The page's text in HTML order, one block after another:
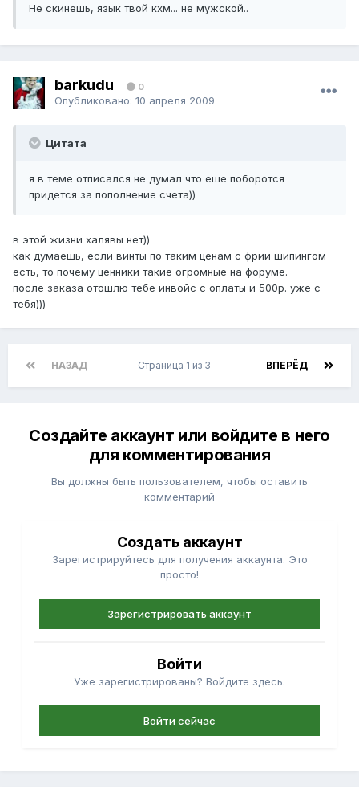
Не скинешь, язык твой кхм... не мужской..
barkudu 0
Опубликовано: 10 апреля 2009
Цитата
я в теме отписался не думал что еше поборотся
придется за пополнение счета))
в этой жизни халявы нет))
как думаешь, если винты по таким ценам с фрии шипингом
есть, то почему ценники такие огромные на форуме.
после заказа отошлю тебе инвойс с оплаты и 500р. уже с
тебя)))
НАЗАД ВПЕРЁД
Страница 1 из 3
Создайте аккаунт или войдите в него
для комментирования
Вы должны быть пользователем, чтобы оставить
комментарий
Создать аккаунт
Зарегистрируйтесь для получения аккаунта. Это
просто!
Зарегистрировать аккаунт
Войти
Уже зарегистрированы? Войдите здесь.
Войти сейчас